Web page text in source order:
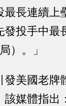
最長連續上
發投手中最
）。」
發美國老牌
該媒體指出